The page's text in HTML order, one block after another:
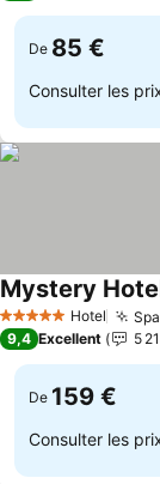
De 85 €
Consulter les
5 Étoiles Hotel
Mystery
9,4 Excellent 5
De 159 €
Consulter les